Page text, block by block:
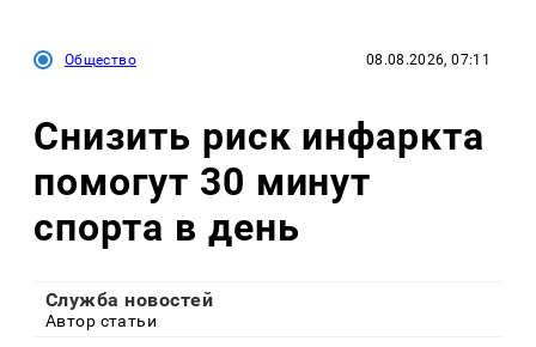
Общество 08.08.2026, 07:11
Снизить риск инфаркта
помогут 30 минут
спорта в день
Служба новостей
Автор статьи